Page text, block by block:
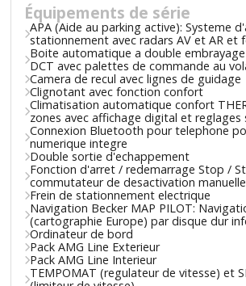
Équipements de série
APA (Aide au parking active): Systeme
stationnement avec radars AV et AR et
Boite automatique a double
DCT avec palettes de commande au
Camera de recul avec lignes de guidage
Clignotant avec fonction confort
Climatisation automatique confort
zones avec affichage digital et reglages
Connexion Bluetooth pour telephone
numerique integre
Double sortie d'echappement
Fonction d'arret / redemarrage Stop /
commutateur de desactivation manuelle
Frein de stationnement electrique
Navigation Becker MAP PILOT:
(cartographie Europe) par disque dur
Ordinateur de bord
Pack AMG Line Exterieur
Pack AMG Line Interieur
TEMPOMAT (regulateur de vitesse) et